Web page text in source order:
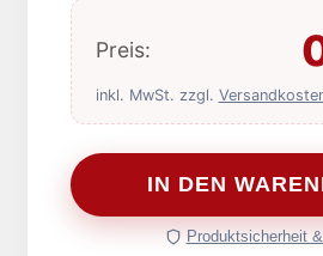
Preis:
inkl. MwSt. zzgl.
IN DEN
Produktsicherheit